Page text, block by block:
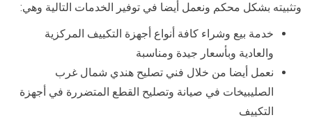
وتثبيته بشكل محكم ونعمل أيضا في توفير الخدمات التالية وهي:
خدمة بيع وشراء كافة أنواع أجهزة التكييف المركزية
والعادية وبأسعار جيدة ومناسبة
نعمل أيضا من خلال فني تصليح هندي شمال غرب
الصليبيخات في صيانة وتصليح القطع المتضررة في أجهزة
التكييف